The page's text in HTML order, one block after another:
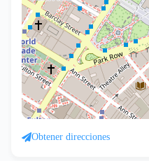
Obtener direcciones